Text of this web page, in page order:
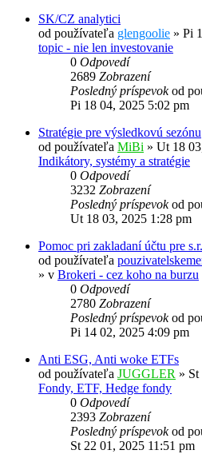
SK/CZ analytici
od používateľa glengoolie » Pi
topic - nie len investovanie
0 Odpovedí
2689 Zobrazení
Posledný príspevokod
Pi 18 04, 2025 5:02 pm
Stratégie pre výsledkovú sezónu
od používateľa MiBi » Ut 18
Indikátory, systémy a stratégie
0 Odpovedí
3232 Zobrazení
Posledný príspevokod
Ut 18 03, 2025 1:28 pm
Pomoc pri zakladaní účtu pre
od používateľa
» v Brokeri - cez koho na burzu
0 Odpovedí
2780 Zobrazení
Posledný príspevokod
Pi 14 02, 2025 4:09 pm
Anti ESG, Anti woke ETFs
od používateľa JUGGLER »
Fondy, ETF, Hedge fondy
0 Odpovedí
2393 Zobrazení
Posledný príspevokod
St 22 01, 2025 11:51 pm